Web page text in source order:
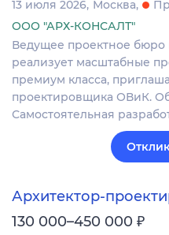
13 июля 2026 Москва
ООО "АРХ-КОНСАЛТ"
Ведущее проектное бюро
реализует масштабные
премиум класса,
проектировщика ОВиК.
Самостоятельная
Архитектор-
130 000–450 000 ₽